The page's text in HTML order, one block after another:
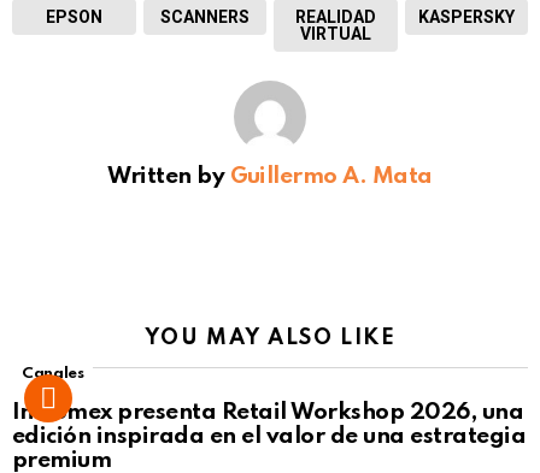
EPSON SCANNERS
REALIDAD
VIRTUAL
KASPERSKY
Written by Guillermo A. Mata
YOU MAY ALSO LIKE
Canales
Intcomex presenta Retail Workshop 2026, una
edición inspirada en el valor de una estrategia
premium